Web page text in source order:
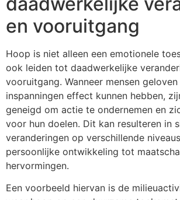
en vooruitgang
Hoop is niet alleen een emotionele
ook leiden tot daadwerkelijke
vooruitgang. Wanneer mensen
inspanningen effect kunnen hebben,
geneigd om actie te ondernemen en
voor hun doelen. Dit kan resulteren in
veranderingen op verschillende
persoonlijke ontwikkeling tot
hervormingen.
Een voorbeeld hiervan is de